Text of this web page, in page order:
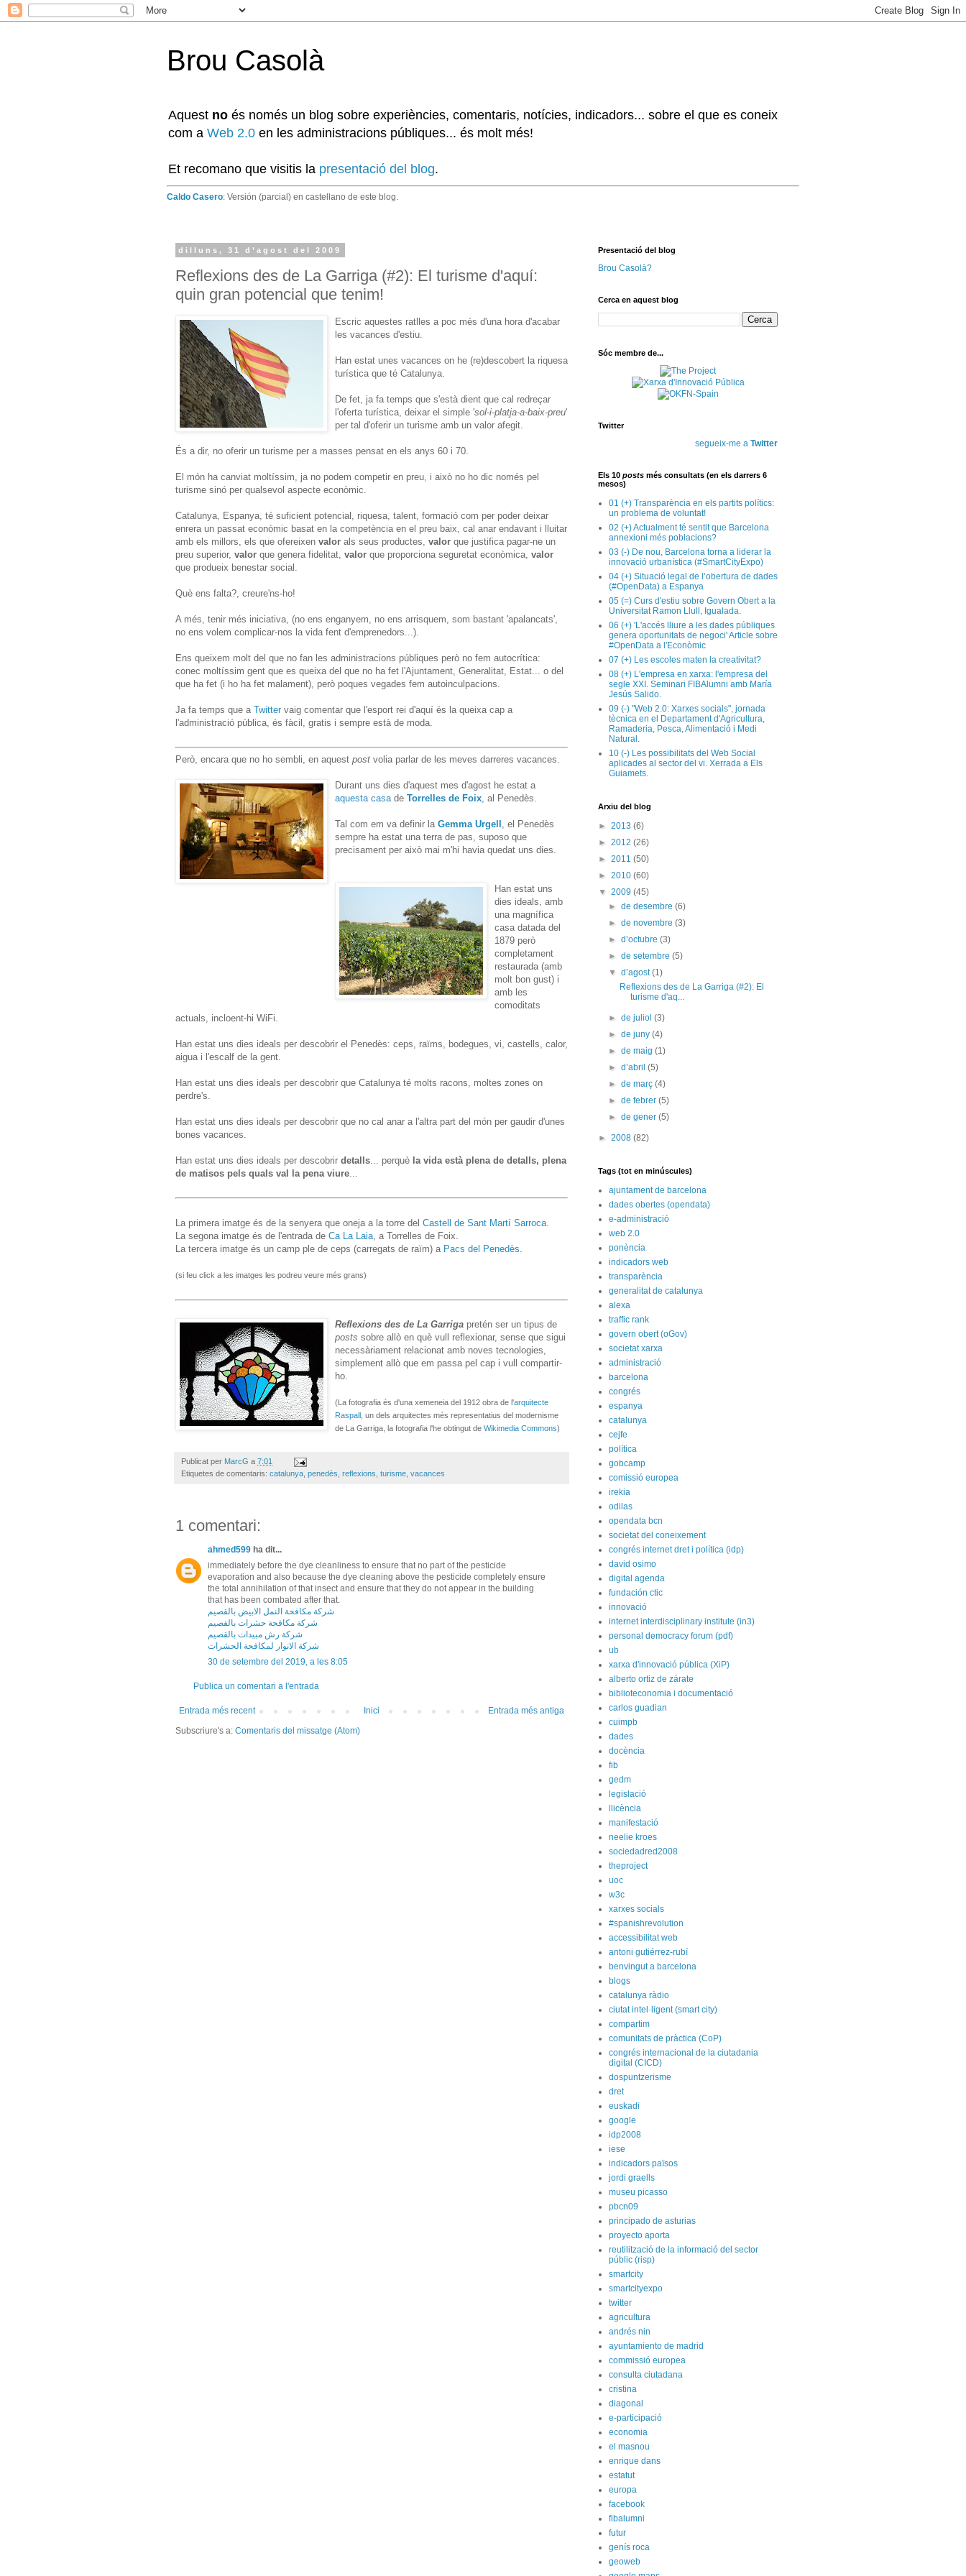
Brou Casolà
Aquest no és només un blog sobre experiències, comentaris, notícies, indicadors... sobre el que es coneix
com a Web 2.0 en les administracions públiques... és molt més!
Et recomano que visitis la presentació del blog.
Caldo Casero: Versión (parcial) en castellano de este blog.
dilluns, 31 d’agost del 2009
Reflexions des de La Garriga (#2): El turisme d'aquí:
quin gran potencial que tenim!
Escric aquestes ratlles a poc més d'una hora d'acabar
les vacances d'estiu.
Han estat unes vacances on he (re)descobert la riquesa
turística que té Catalunya.
De fet, ja fa temps que s'està dient que cal redreçar
l'oferta turística, deixar el simple 'sol-i-platja-a-baix-preu'
per tal d'oferir un turisme amb un valor afegit.
És a dir, no oferir un turisme per a masses pensat en els anys 60 i 70.
El món ha canviat moltíssim, ja no podem competir en preu, i això no ho dic només pel
turisme sinó per qualsevol aspecte econòmic.
Catalunya, Espanya, té suficient potencial, riquesa, talent, formació com per poder deixar
enrera un passat econòmic basat en la competència en el preu baix, cal anar endavant i lluitar
amb els millors, els que ofereixen valor als seus productes, valor que justifica pagar-ne un
preu superior, valor que genera fidelitat, valor que proporciona seguretat econòmica, valor
que produeix benestar social.
Què ens falta?, creure'ns-ho!
A més, tenir més iniciativa, (no ens enganyem, no ens arrisquem, som bastant 'apalancats',
no ens volem complicar-nos la vida fent d'emprenedors...).
Ens queixem molt del que no fan les administracions públiques però no fem autocrítica:
conec moltíssim gent que es queixa del que no ha fet l'Ajuntament, Generalitat, Estat... o del
que ha fet (i ho ha fet malament), però poques vegades fem autoinculpacions.
Ja fa temps que a Twitter vaig comentar que l'esport rei d'aquí és la queixa cap a
l'administració pública, és fàcil, gratis i sempre està de moda.
Però, encara que no ho sembli, en aquest post volia parlar de les meves darreres vacances.
Durant uns dies d'aquest mes d'agost he estat a
aquesta casa de Torrelles de Foix , al Penedès.
Tal com em va definir la Gemma Urgell
, el Penedès
sempre ha estat una terra de pas, suposo que
precisament per això mai m'hi havia quedat uns dies.
Han estat uns
dies ideals, amb
una magnífica
casa datada del
1879 però
completament
restaurada (amb
molt bon gust) i
amb les
comoditats
actuals, incloent-hi WiFi.
Han estat uns dies ideals per descobrir el Penedès: ceps, raïms, bodegues, vi, castells, calor,
aigua i l'escalf de la gent.
Han estat uns dies ideals per descobrir que Catalunya té molts racons, moltes zones on
perdre's.
Han estat uns dies ideals per descobrir que no cal anar a l'altra part del món per gaudir d'unes
bones vacances.
Han estat uns dies ideals per descobrir detalls ... perquè la vida està plena de detalls, plena
de matisos pels quals val la pena viure
La primera imatge és de la senyera que oneja a la torre del Castell de Sant Martí Sarroca.
La segona imatge és de l'entrada de Ca La Laia, a Torrelles de Foix.
La tercera imatge és un camp ple de ceps (carregats de raïm) a Pacs del Penedès.
(si feu click a les imatges les podreu veure més grans)
Reflexions des de La Garriga pretén ser un tipus de
posts sobre allò en què vull reflexionar, sense que sigui
necessàriament relacionat amb noves tecnologies,
simplement allò que em passa pel cap i vull compartir-
ho.
(La fotografia és d'una xemeneia del 1912 obra de l'arquitecte
Raspall
, un dels arquitectes més representatius del modernisme
de La Garriga, la fotografia l'he obtingut de Wikimedia Commons)
Publicat per MarcG a 7:01
Etiquetes de comentaris: catalunya penedès reflexions turisme vacances
1 comentari:
ahmed599 ha dit...
immediately before the dye cleanliness to ensure that no part of the pesticide
evaporation and also because the dye cleaning above the pesticide completely ensure
the total annihilation of that insect and ensure that they do not appear in the building
that has been combated after that.
شركة مكافحة النمل الابيض بالقصيم
شركة مكافحة حشرات بالقصيم
شركة رش مبيدات بالقصيم
شركة الانوار لمكافحة الحشرات
30 de setembre del 2019, a les 8:05
Publica un comentari a l'entrada
Entrada més recent Entrada més antiga
Inici
Subscriure's a: Comentaris del missatge (Atom)
Presentació del blog
Brou Casolà?
Cerca en aquest blog
Sóc membre de...
Twitter
segueix-me a Twitter
Els 10 posts més consultats (en els darrers 6
mesos)
01 (+) Transparència en els partits polítics:
un problema de voluntat!
02 (+) Actualment té sentit que Barcelona
annexioni més poblacions?
03 (-) De nou, Barcelona torna a liderar la
innovació urbanística (#SmartCityExpo)
04 (+) Situació legal de l’obertura de dades
(#OpenData) a Espanya
05 (=) Curs d'estiu sobre Govern Obert a la
Universitat Ramon Llull, Igualada.
06 (+) 'L'accés lliure a les dades públiques
genera oportunitats de negoci' Article sobre
#OpenData a l'Econòmic
07 (+) Les escoles maten la creativitat?
08 (+) L'empresa en xarxa: l'empresa del
segle XXI. Seminari FIBAlumni amb María
Jesús Salido.
09 (-) "Web 2.0: Xarxes socials", jornada
tècnica en el Departament d'Agricultura,
Ramaderia, Pesca, Alimentació i Medi
Natural.
10 (-) Les possibilitats del Web Social
aplicades al sector del vi. Xerrada a Els
Guiamets.
Arxiu del blog
► 2013 (6)
► 2012 (26)
► 2011 (50)
► 2010 (60)
▼ 2009 (45)
►de desembre(6)
►de novembre(3)
►d’octubre(3)
►de setembre(5)
▼d’agost(1)
Reflexions des de La Garriga (#2): El
turisme d'aq...
►de juliol(3)
►de juny(4)
►de maig(1)
►d’abril(5)
►de març(4)
►de febrer(5)
►de gener(5)
► 2008 (82)
Tags (tot en minúscules)
ajuntament de barcelona
dades obertes (opendata)
e-administració
web 2.0
ponència
indicadors web
transparència
generalitat de catalunya
alexa
traffic rank
govern obert (oGov)
societat xarxa
administració
barcelona
congrés
espanya
catalunya
cejfe
política
gobcamp
comissió europea
irekia
odilas
opendata bcn
societat del coneixement
congrés internet dret i política (idp)
david osimo
digital agenda
fundación ctic
innovació
internet interdisciplinary institute (in3)
personal democracy forum (pdf)
ub
xarxa d'innovació pública (XiP)
alberto ortiz de zárate
biblioteconomia i documentació
carlos guadian
cuimpb
dades
docència
fib
gedm
legislació
llicència
manifestació
neelie kroes
sociedadred2008
theproject
uoc
w3c
xarxes socials
#spanishrevolution
accessibilitat web
antoni gutiérrez-rubí
benvingut a barcelona
blogs
catalunya ràdio
ciutat intel·ligent (smart city)
compartim
comunitats de pràctica (CoP)
congrés internacional de la ciutadania
digital (CICD)
dospuntzerisme
dret
euskadi
google
idp2008
iese
indicadors països
jordi graells
museu picasso
pbcn09
principado de asturias
proyecto aporta
reutilització de la informació del sector
públic (risp)
smartcity
smartcityexpo
twitter
agricultura
andrés nin
ayuntamiento de madrid
commissió europea
consulta ciutadana
cristina
diagonal
e-participació
economia
el masnou
enrique dans
estatut
europa
facebook
fibalumni
futur
genís roca
geoweb